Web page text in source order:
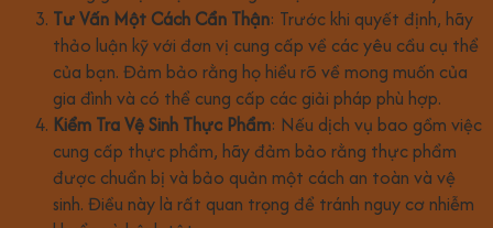
Tư Vấn Một Cách Cẩn Thận: Trước khi quyết định, hãy
thảo luận kỹ với đơn vị cung cấp về các yêu cầu cụ thể
của bạn. Đảm bảo rằng họ hiểu rõ về mong muốn của
gia đình và có thể cung cấp các giải pháp phù hợp.
Kiểm Tra Vệ Sinh Thực Phẩm: Nếu dịch vụ bao gồm việc
cung cấp thực phẩm, hãy đảm bảo rằng thực phẩm
được chuẩn bị và bảo quản một cách an toàn và vệ
sinh. Điều này là rất quan trọng để tránh nguy cơ nhiễm